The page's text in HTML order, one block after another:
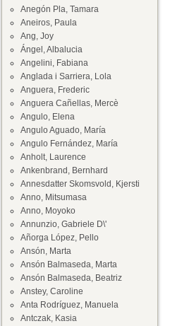
Anegón Pla, Tamara
Aneiros, Paula
Ang, Joy
Ángel, Albalucia
Angelini, Fabiana
Anglada i Sarriera, Lola
Anguera, Frederic
Anguera Cañellas, Mercè
Angulo, Elena
Angulo Aguado, María
Angulo Fernández, María
Anholt, Laurence
Ankenbrand, Bernhard
Annesdatter Skomsvold, Kjersti
Anno, Mitsumasa
Anno, Moyoko
Annunzio, Gabriele D\'
Añorga López, Pello
Ansón, Marta
Ansón Balmaseda, Marta
Ansón Balmaseda, Beatriz
Anstey, Caroline
Anta Rodríguez, Manuela
Antczak, Kasia